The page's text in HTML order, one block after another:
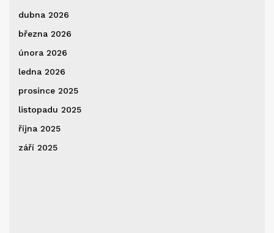
dubna 2026
března 2026
února 2026
ledna 2026
prosince 2025
listopadu 2025
října 2025
září 2025